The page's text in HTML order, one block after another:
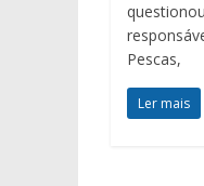
Pescas,
Ler mais